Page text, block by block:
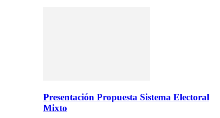
Presentación Propuesta Sistema Electoral
Mixto